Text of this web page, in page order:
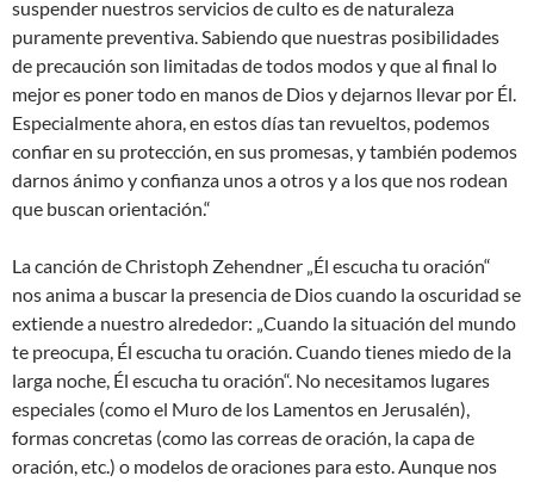
suspender nuestros servicios de culto es de naturaleza
puramente preventiva. Sabiendo que nuestras posibilidades
de precaución son limitadas de todos modos y que al final lo
mejor es poner todo en manos de Dios y dejarnos llevar por Él.
Especialmente ahora, en estos días tan revueltos, podemos
confiar en su protección, en sus promesas, y también podemos
darnos ánimo y confianza unos a otros y a los que nos rodean
que buscan orientación.“
La canción de Christoph Zehendner „Él escucha tu oración“
nos anima a buscar la presencia de Dios cuando la oscuridad se
extiende a nuestro alrededor: „Cuando la situación del mundo
te preocupa, Él escucha tu oración. Cuando tienes miedo de la
larga noche, Él escucha tu oración“. No necesitamos lugares
especiales (como el Muro de los Lamentos en Jerusalén),
formas concretas (como las correas de oración, la capa de
oración, etc.) o modelos de oraciones para esto. Aunque nos